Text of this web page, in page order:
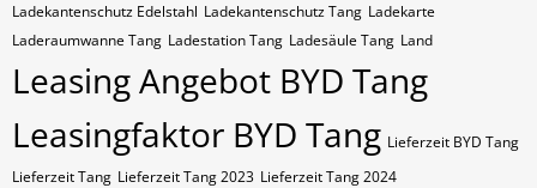
Ladekantenschutz Edelstahl Ladekantenschutz Tang Ladekarte
Laderaumwanne Tang Ladestation Tang Ladesäule Tang Land
Leasing Angebot BYD Tang
Leasingfaktor BYD Tang Lieferzeit BYD Tang
Lieferzeit Tang Lieferzeit Tang 2023 Lieferzeit Tang 2024